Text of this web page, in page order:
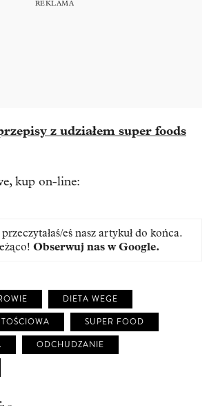
z udziałem super foods
kup on-line:
eś nasz artykuł do końca.
Obserwuj nas w Google.
DIETA WEGE
SUPER FOOD
ODCHUDZANIE